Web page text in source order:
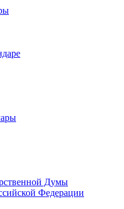
Думы
Федерации